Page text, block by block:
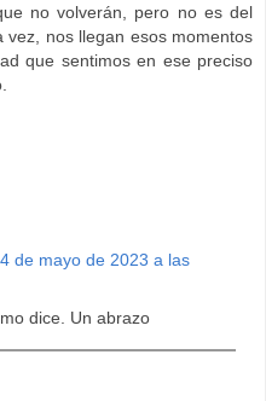
no volverán, pero no es del
vez, nos llegan esos momentos
que sentimos en ese preciso
4 de mayo de 2023 a las
dice. Un abrazo